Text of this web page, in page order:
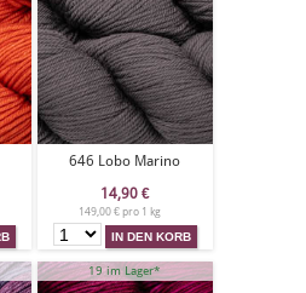
646 Lobo Marino
14,90 €
149,00 € pro 1 kg
19 im Lager*